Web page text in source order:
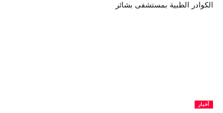
أخبار